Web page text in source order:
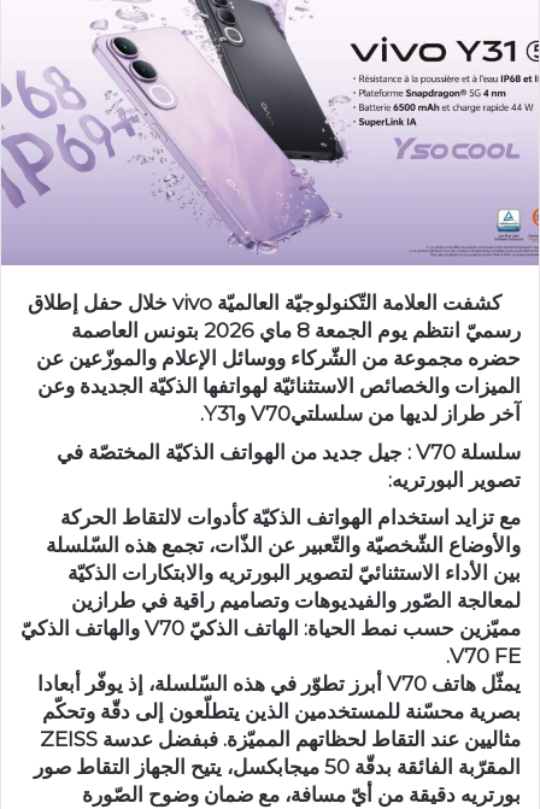
كشفت العلامة التّكنولوجيّة العالميّة vivo خلال حفل إطلاق
رسميّ انتظم يوم الجمعة 8 ماي 2026 بتونس العاصمة
حضره مجموعة من الشّركاء ووسائل الإعلام والموزّعين عن
الميزات والخصائص الاستثنائيّة لهواتفها الذكيّة الجديدة وعن
آخر طراز لديها من سلسلتيV70 وY31.
سلسلة V70 : جيل جديد من الهواتف الذكيّة المختصّة في
تصوير البورتريه:
مع تزايد استخدام الهواتف الذكيّة كأدوات لالتقاط الحركة
والأوضاع الشّخصيّة والتّعبير عن الذّات، تجمع هذه السّلسلة
بين الأداء الاستثنائيّ لتصوير البورتريه والابتكارات الذكيّة
لمعالجة الصّور والفيديوهات وتصاميم راقية في طرازين
مميّزين حسب نمط الحياة: الهاتف الذكيّ V70 والهاتف الذكيّ
V70 FE.
يمثّل هاتف V70 أبرز تطوّر في هذه السّلسلة، إذ يوفّر أبعادا
بصرية محسّنة للمستخدمين الذين يتطلّعون إلى دقّة وتحكّم
مثاليين عند التقاط لحظاتهم المميّزة. فبفضل عدسة ZEISS
المقرّبة الفائقة بدقّة 50 ميجابكسل، يتيح الجهاز التقاط صور
بورتريه دقيقة من أيّ مسافة، مع ضمان وضوح الصّورة